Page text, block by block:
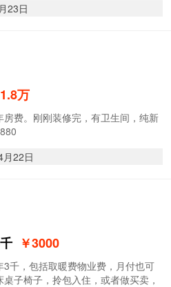
23日
万
房费。刚刚装修完，有卫生间，纯新
月22日
￥3000
3千，包括取暖费物业费，月付也可
子椅子，拎包入住，或者做买卖，